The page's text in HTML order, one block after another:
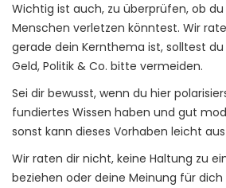
Wichtig ist auch, zu überprüfen, ob
Menschen verletzen könntest. Wir
gerade dein Kernthema ist, solltest
Geld, Politik & Co. bitte vermeiden.
Sei dir bewusst, wenn du hier
fundiertes Wissen haben und gut
sonst kann dieses Vorhaben leicht
Wir raten dir nicht, keine Haltung zu
beziehen oder deine Meinung für